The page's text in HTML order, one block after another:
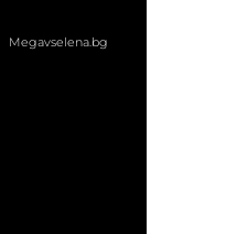
Megavselena.bg